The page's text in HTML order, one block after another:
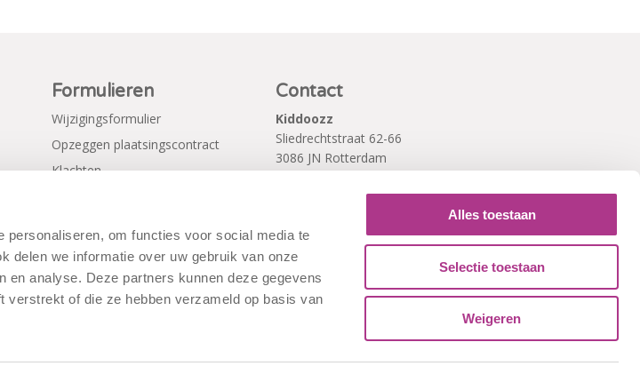
om functies voor social media te
delen we informatie over uw gebruik van onze
analyse. Deze partners kunnen deze gegevens
verstrekt of die ze hebben verzameld op basis van
Alles toestaan
Selectie toestaan
Weigeren
Formulieren
Wijzigingsformulier
Opzeggen plaatsingscontract
Klachten
Contact
Kiddoozz
Sliedrechtstraat 62-66
3086 JN Rotterdam